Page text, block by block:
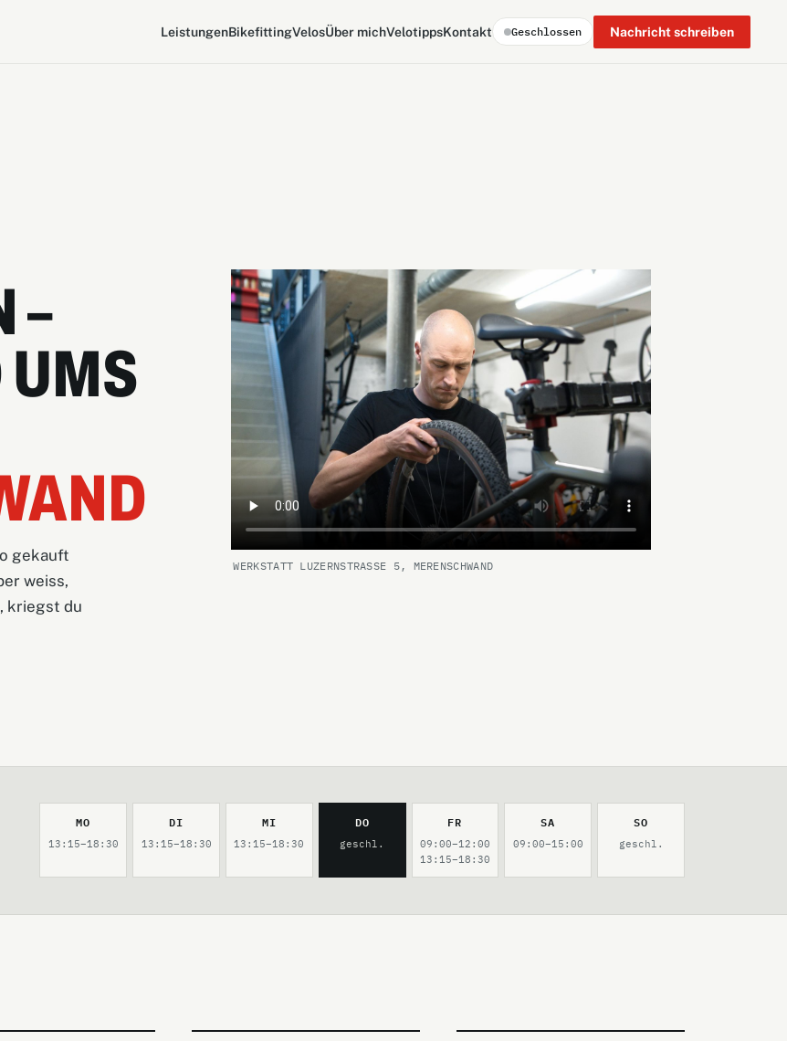
LeistungenBikefittingVelosÜber michVelotippsKontakt Geschlossen Nachricht schreiben
–
UMS
gekauft
weiss,
kriegst du
WERKSTATT LUZERNSTRASSE 5, MERENSCHWAND
MO
13:15–18:30
DI
13:15–18:30
MI
13:15–18:30
DO
geschl.
FR
09:00–12:00
13:15–18:30
SA
09:00–15:00
SO
geschl.